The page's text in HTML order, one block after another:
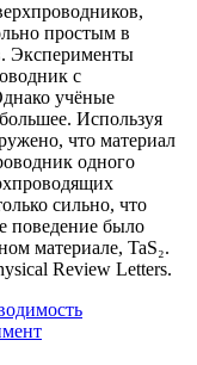
простым в
Эксперименты
с
учёные
Используя
что материал
одного
сильно, что
поведение было
материале, TaS₂.
Review Letters.